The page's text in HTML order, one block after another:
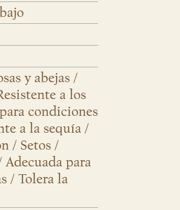
y abejas /
a los
condiciones
a la sequía /
/ Setos /
para
/ Tolera la